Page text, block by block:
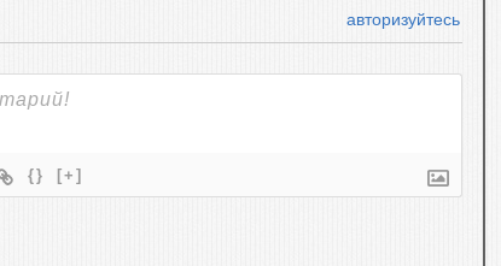
авторизуйтесь
{} [+]